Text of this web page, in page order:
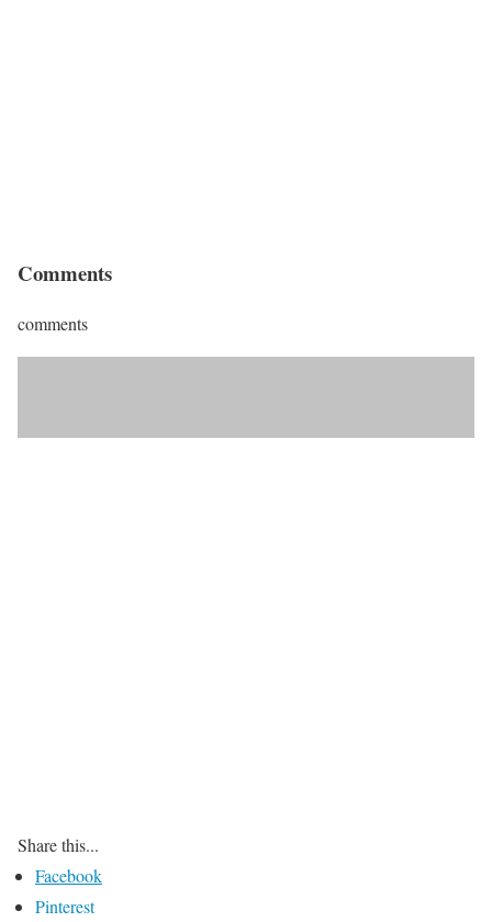
Comments
comments
Share this...
Facebook
Pinterest